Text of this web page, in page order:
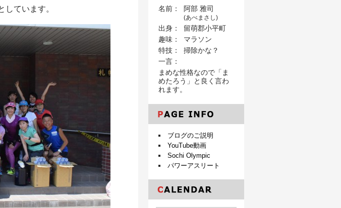
ています。
名前： 阿部 雅司
(あべまさし)
出身：
留萌郡小平町
趣味：
マラソン
特技：
掃除かな？
一言：
まめな性格なので「ま
めたろう」と良く言わ
れます。
ブログのご説明
YouTube動画
Sochi Olympic
パワーアスリート